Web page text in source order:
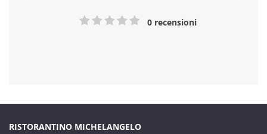
0 recensioni
RISTORANTINO MICHELANGELO